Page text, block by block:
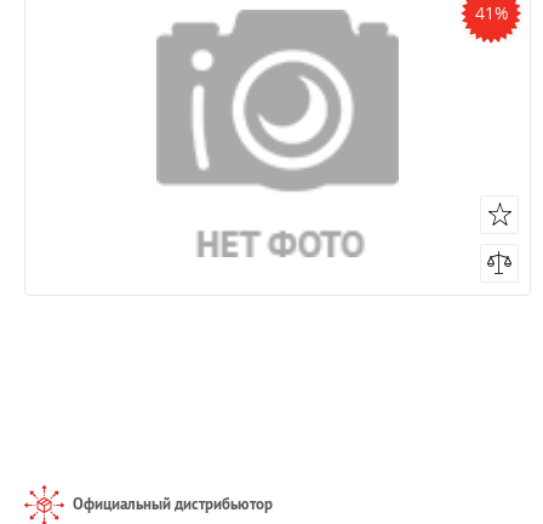
41%
Официальный дистрибьютор